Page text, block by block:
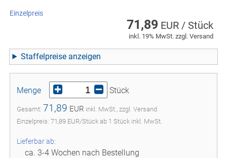
Einzelpreis
71,89 EUR / Stück
inkl. 19% MwSt. zzgl. Versand
Staffelpreise
Menge Stück
Gesamt: 71,89 EUR inkl. MwSt., zzgl. Versand
Einzelpreis: 71,89EUR/Stückab 1 Stück inkl. MwSt.
Lieferbar ab:
ca. 3-4 Wochen nach Bestellung